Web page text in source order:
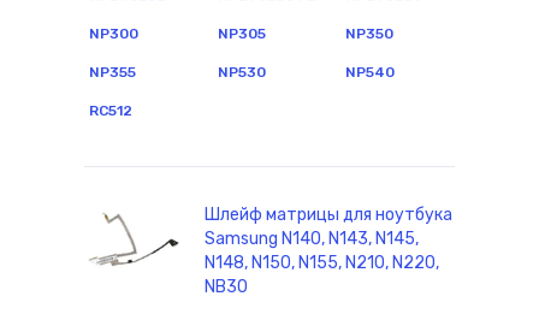
NP300 NP305 NP350
NP355 NP530 NP540
RC512
Шлейф матрицы для ноутбука
Samsung N140, N143, N145,
N148, N150, N155, N210, N220,
NB30